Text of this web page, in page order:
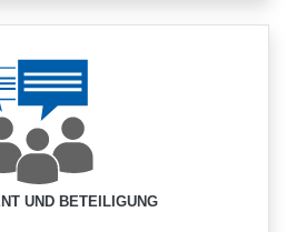
UND BETEILIGUNG